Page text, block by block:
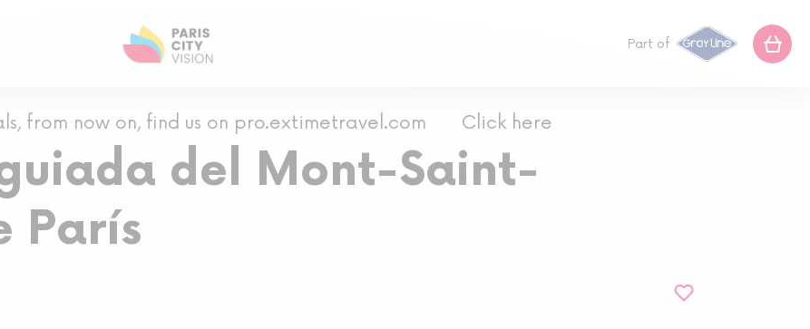
Part of
from now on, find us on pro.extimetravel.com Click here
del Mont-Saint-
París